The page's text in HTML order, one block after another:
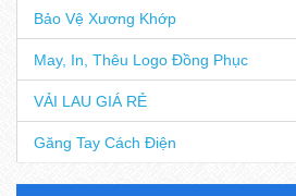
Bảo Vệ Xương Khớp
May, In, Thêu Logo Đồng Phục
VẢI LAU GIÁ RẺ
Găng Tay Cách Điện